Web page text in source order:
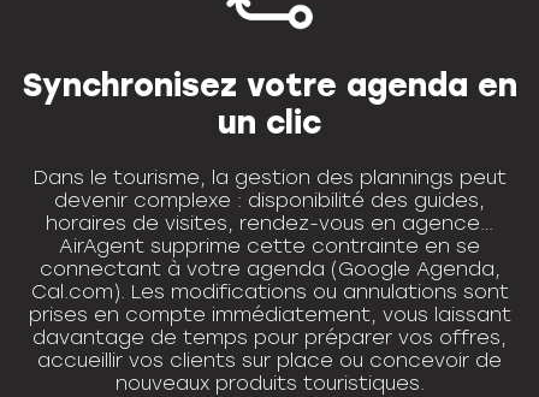
Synchronisez votre agenda en
un clic
Dans le tourisme, la gestion des plannings peut
devenir complexe : disponibilité des guides,
horaires de visites, rendez-vous en agence…
AirAgent supprime cette contrainte en se
connectant à votre agenda (Google Agenda,
Cal.com). Les modifications ou annulations sont
prises en compte immédiatement, vous laissant
davantage de temps pour préparer vos offres,
accueillir vos clients sur place ou concevoir de
nouveaux produits touristiques.